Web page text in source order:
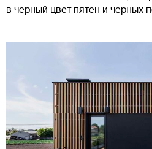
в черный цвет пятен и черных